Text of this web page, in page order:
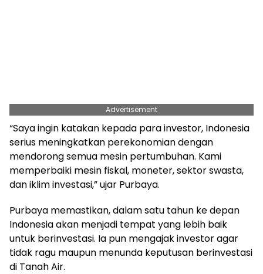
Advertisement
“Saya ingin katakan kepada para investor, Indonesia
serius meningkatkan perekonomian dengan
mendorong semua mesin pertumbuhan. Kami
memperbaiki mesin fiskal, moneter, sektor swasta,
dan iklim investasi,” ujar Purbaya.
Purbaya memastikan, dalam satu tahun ke depan
Indonesia akan menjadi tempat yang lebih baik
untuk berinvestasi. Ia pun mengajak investor agar
tidak ragu maupun menunda keputusan berinvestasi
di Tanah Air.